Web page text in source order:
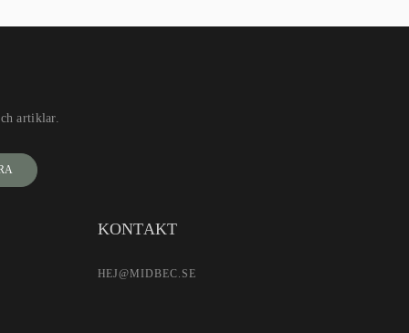
artiklar.
KONTAKT
HEJ@MIDBEC.SE